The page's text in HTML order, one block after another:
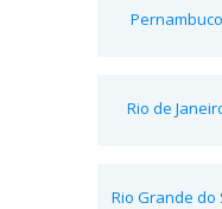
Pernambuco
Rio de
Rio Grande do